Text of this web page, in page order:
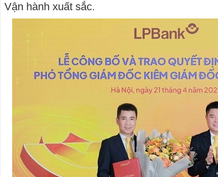
Vận hành xuất sắc.